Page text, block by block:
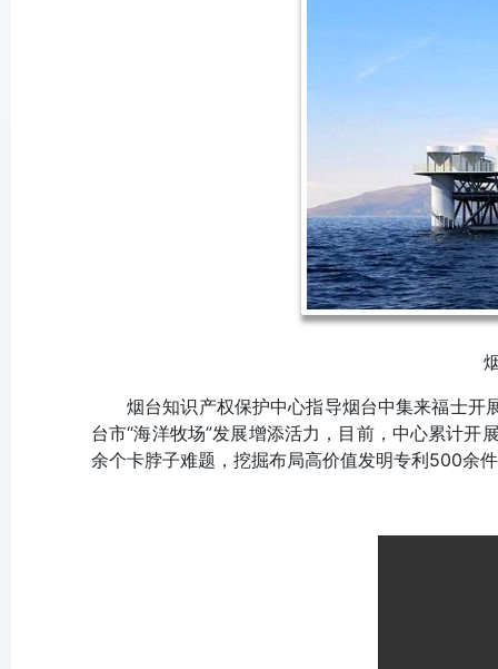
烟台知识产权保护中心指导烟台中集来福士开
台市“海洋牧场”发展增添活力，目前，中心累计
余个卡脖子难题，挖掘布局高价值发明专利500余